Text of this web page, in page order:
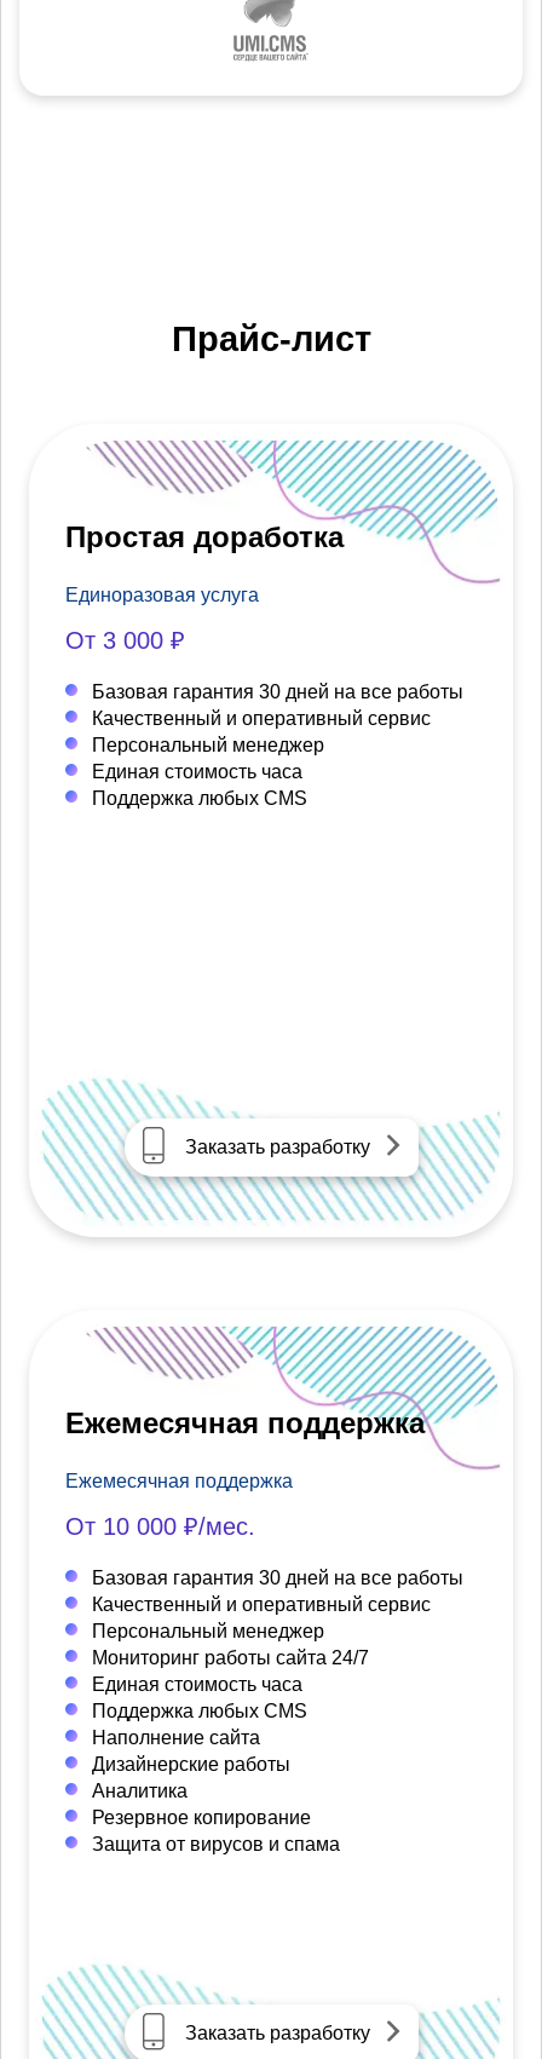
Прайс-лист
Простая доработка
Единоразовая услуга
От 3 000 ₽
Базовая гарантия 30 дней на все работы
Качественный и оперативный сервис
Персональный менеджер
Единая стоимость часа
Поддержка любых CMS
Заказать разработку
Ежемесячная поддержка
Ежемесячная поддержка
От 10 000 ₽/мес.
Базовая гарантия 30 дней на все работы
Качественный и оперативный сервис
Персональный менеджер
Мониторинг работы сайта 24/7
Единая стоимость часа
Поддержка любых CMS
Наполнение сайта
Дизайнерские работы
Аналитика
Резервное копирование
Защита от вирусов и спама
Заказать разработку